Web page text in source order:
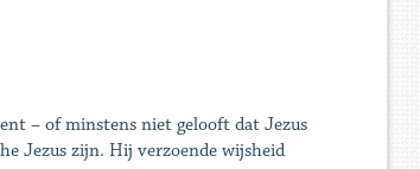
– of minstens niet gelooft dat Jezus
Jezus zijn. Hij verzoende wijsheid